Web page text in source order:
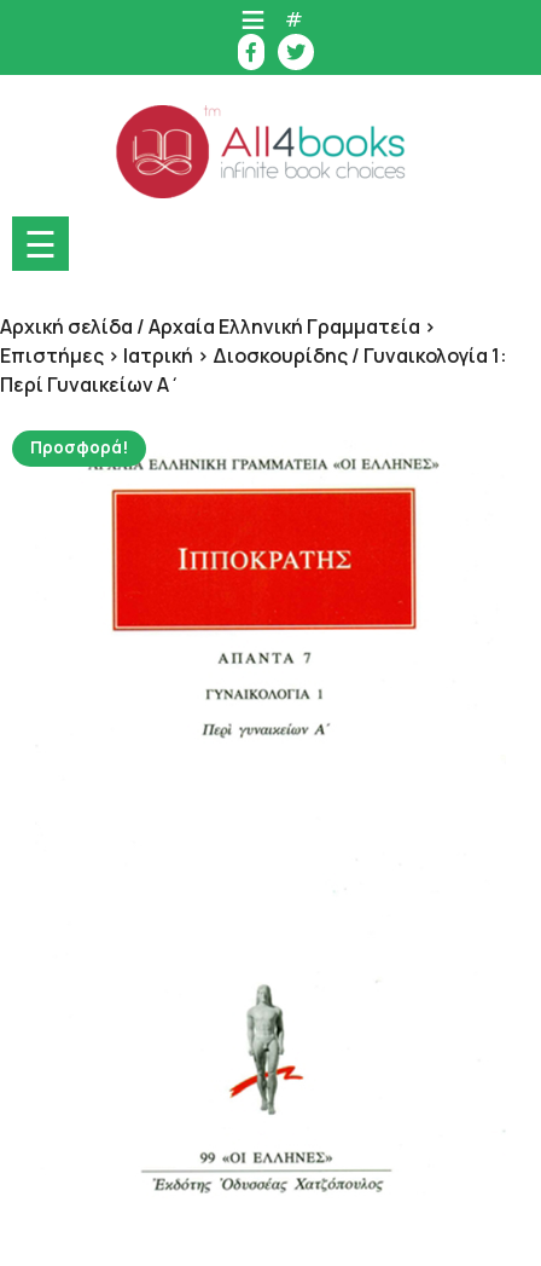
content
#
☰
Αρχική σελίδα /Αρχαία Ελληνική Γραμματεία >
Επιστήμες > Ιατρική > Διοσκουρίδης/ Γυναικολογία 1:
Περί Γυναικείων Α΄
Προσφορά!